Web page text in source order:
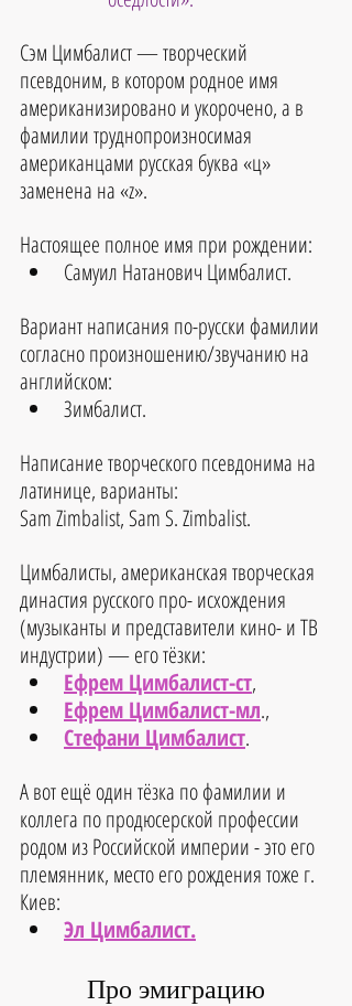
Сэм Цимбалист — творческий
псевдоним, в котором родное имя
американизировано и укорочено, а в
фамилии труднопроизносимая
американцами русская буква «ц»
заменена на «z».
Настоящее полное имя при рождении:
Самуил Натанович Цимбалист.
Вариант написания по-русски фамилии
согласно произношению/звучанию на
английском:
Зимбалист.
Написание творческого псевдонима на
латинице, варианты:
Sam Zimbalist, Sam S. Zimbalist.
Цимбалисты, американская творческая
династия русского про- исхождения
(музыканты и представители кино- и ТВ
индустрии) — его тёзки:
Ефрем Цимбалист-ст,
Ефрем Цимбалист-мл.,
Стефани Цимбалист.
А вот ещё один тёзка по фамилии и
коллега по продюсерской профессии
родом из Российской империи - это его
племянник, место его рождения тоже г.
Киев:
Эл Цимбалист.
Про эмиграцию